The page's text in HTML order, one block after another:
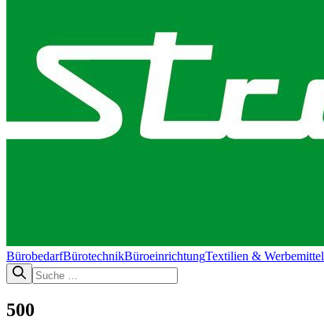
BürobedarfBürotechnik​BüroeinrichtungTextilien & Werbemittel
500